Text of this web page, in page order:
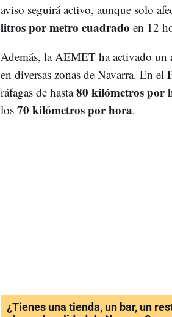
aviso seguirá activo, aunque solo
litros por metro cuadrado en 12
Además, la AEMET ha activado un
en diversas zonas de Navarra. En el
ráfagas de hasta80 kilómetros por
los 70 kilómetros por hora.
¿Tienes una tienda, un bar, un